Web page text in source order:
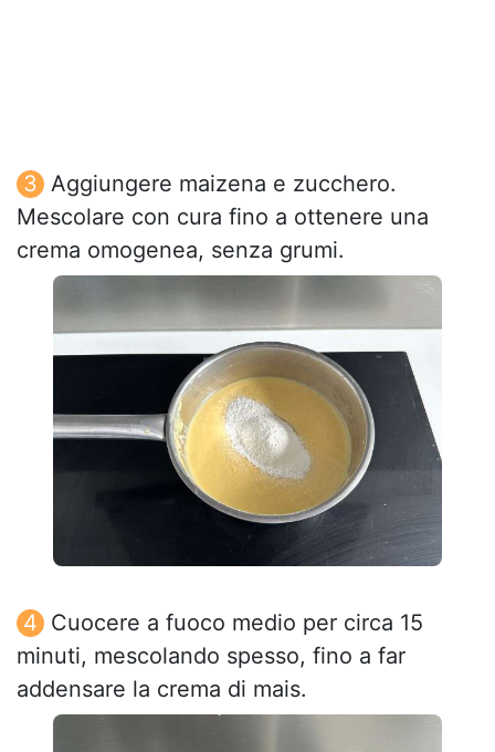
Aggiungere maizena e zucchero.
Mescolare con cura fino a ottenere una
crema omogenea, senza grumi.
Cuocere a fuoco medio per circa 15
minuti, mescolando spesso, fino a far
addensare la crema di mais.